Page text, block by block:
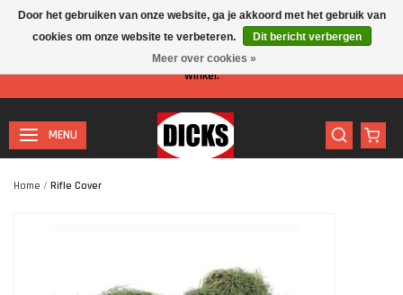
Let op: I.v.m. de zomervakantie is er minder personeel aanwezig in de
winkel.
MENU
Home / Rifle Cover
Door het gebruiken van onze website, ga je akkoord met het gebruik van
cookies om onze website te verbeteren.
Dit bericht verbergen
Meer over cookies »